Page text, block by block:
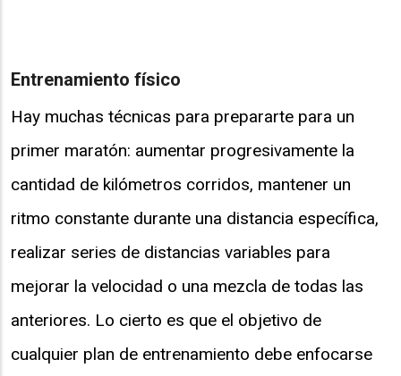
Entrenamiento físico
Hay muchas técnicas para prepararte para un
primer maratón: aumentar progresivamente la
cantidad de kilómetros corridos, mantener un
ritmo constante durante una distancia específica,
realizar series de distancias variables para
mejorar la velocidad o una mezcla de todas las
anteriores. Lo cierto es que el objetivo de
cualquier plan de entrenamiento debe enfocarse